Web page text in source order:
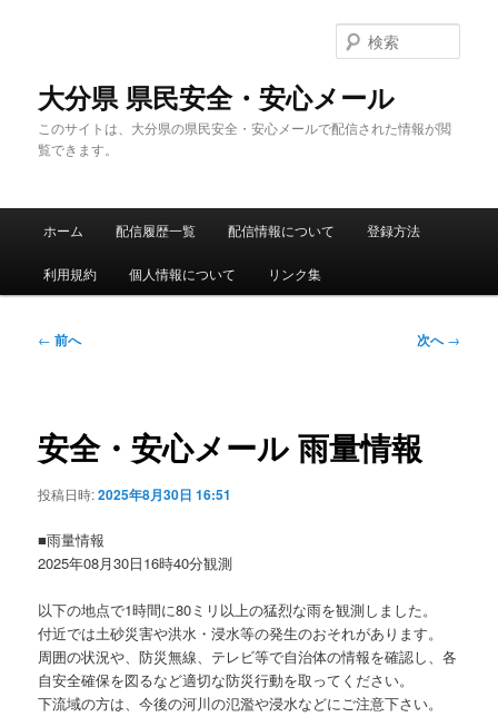
大分県 県民安全・安心メール
このサイトは、大分県の県民安全・安心メールで配信された情報が閲
覧できます。
索
メ
ホーム 配信履歴一覧 配信情報について 登録方法
利用規約 個人情報について リンク集
投
ゲ
ー
ョ
← 前へ 次へ→
安全・安心メール 雨量情報
投稿日時:2025年8月30日 16:51
■雨量情報
2025年08月30日16時40分観測
以下の地点で1時間に80ミリ以上の猛烈な雨を観測しました。
付近では土砂災害や洪水・浸水等の発生のおそれがあります。
周囲の状況や、防災無線、テレビ等で自治体の情報を確認し、各
自安全確保を図るなど適切な防災行動を取ってください。
下流域の方は、今後の河川の氾濫や浸水などにご注意下さい。